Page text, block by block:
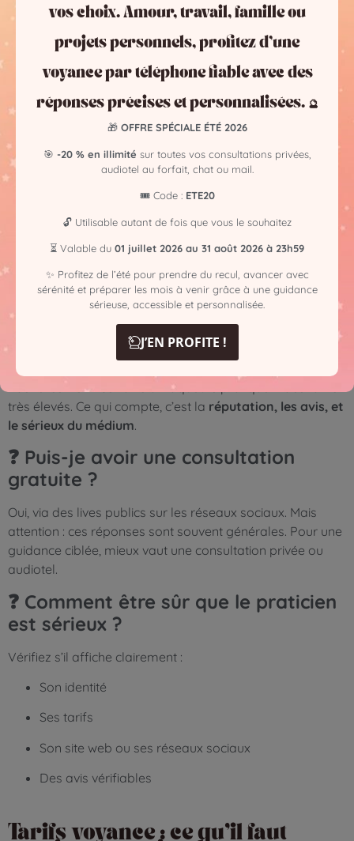
Foire aux questions (FAQ)
❓ Pourquoi les prix varient-ils autant
en voyance ?
Cela dépend de l’expérience du praticien, de la méthode
de consultation, de la durée et de la demande. Comme
dans tout métier, un professionnel reconnu peut
demander un tarif plus élevé.
❓ Peut-on faire confiance à la
voyance audiotel ?
Oui, si vous appelez un numéro officiel et sérieux. Méfiez-
vous des plateformes floues ou non identifiées.
❓ Est-ce qu’un prix élevé garantit la
Pas forcément. Certains arnaqueurs pratiquent des tarifs
très élevés. Ce qui compte, c’est la réputation, les avis, et
le sérieux du médium.
❓ Puis-je avoir une consultation
gratuite ?
Oui, via des lives publics sur les réseaux sociaux. Mais
attention : ces réponses sont souvent générales. Pour une
guidance ciblée, mieux vaut une consultation privée ou
audiotel.
❓ Comment être sûr que le praticien
est sérieux ?
Vérifiez s’il affiche clairement :
Son identité
Ses tarifs
Son site web ou ses réseaux sociaux
Des avis vérifiables
Tarifs voyance : ce qu’il faut
vos choix. Amour, travail, famille ou
projets personnels, profitez d’une
voyance par téléphone fiable avec des
réponses précises et personnalisées. 🔮
🎁 OFFRE SPÉCIALE ÉTÉ 2026
🎯 -20 % en illimité sur toutes vos consultations privées,
audiotel au forfait, chat ou mail.
🎟️ Code : ETE20
🔓 Utilisable autant de fois que vous le souhaitez
⏳ Valable du 01 juillet 2026 au 31 août 2026 à 23h59
✨ Profitez de l’été pour prendre du recul, avancer avec
sérénité et préparer les mois à venir grâce à une guidance
sérieuse, accessible et personnalisée.
J’EN PROFITE !